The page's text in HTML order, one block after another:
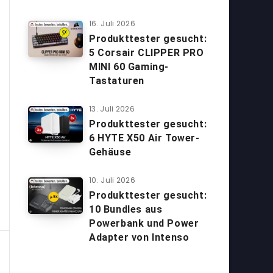
16. Juli 2026
Produkttester gesucht:
5 Corsair CLIPPER PRO
MINI 60 Gaming-
Tastaturen
13. Juli 2026
Produkttester gesucht:
6 HYTE X50 Air Tower-
Gehäuse
10. Juli 2026
Produkttester gesucht:
10 Bundles aus
Powerbank und Power
Adapter von Intenso